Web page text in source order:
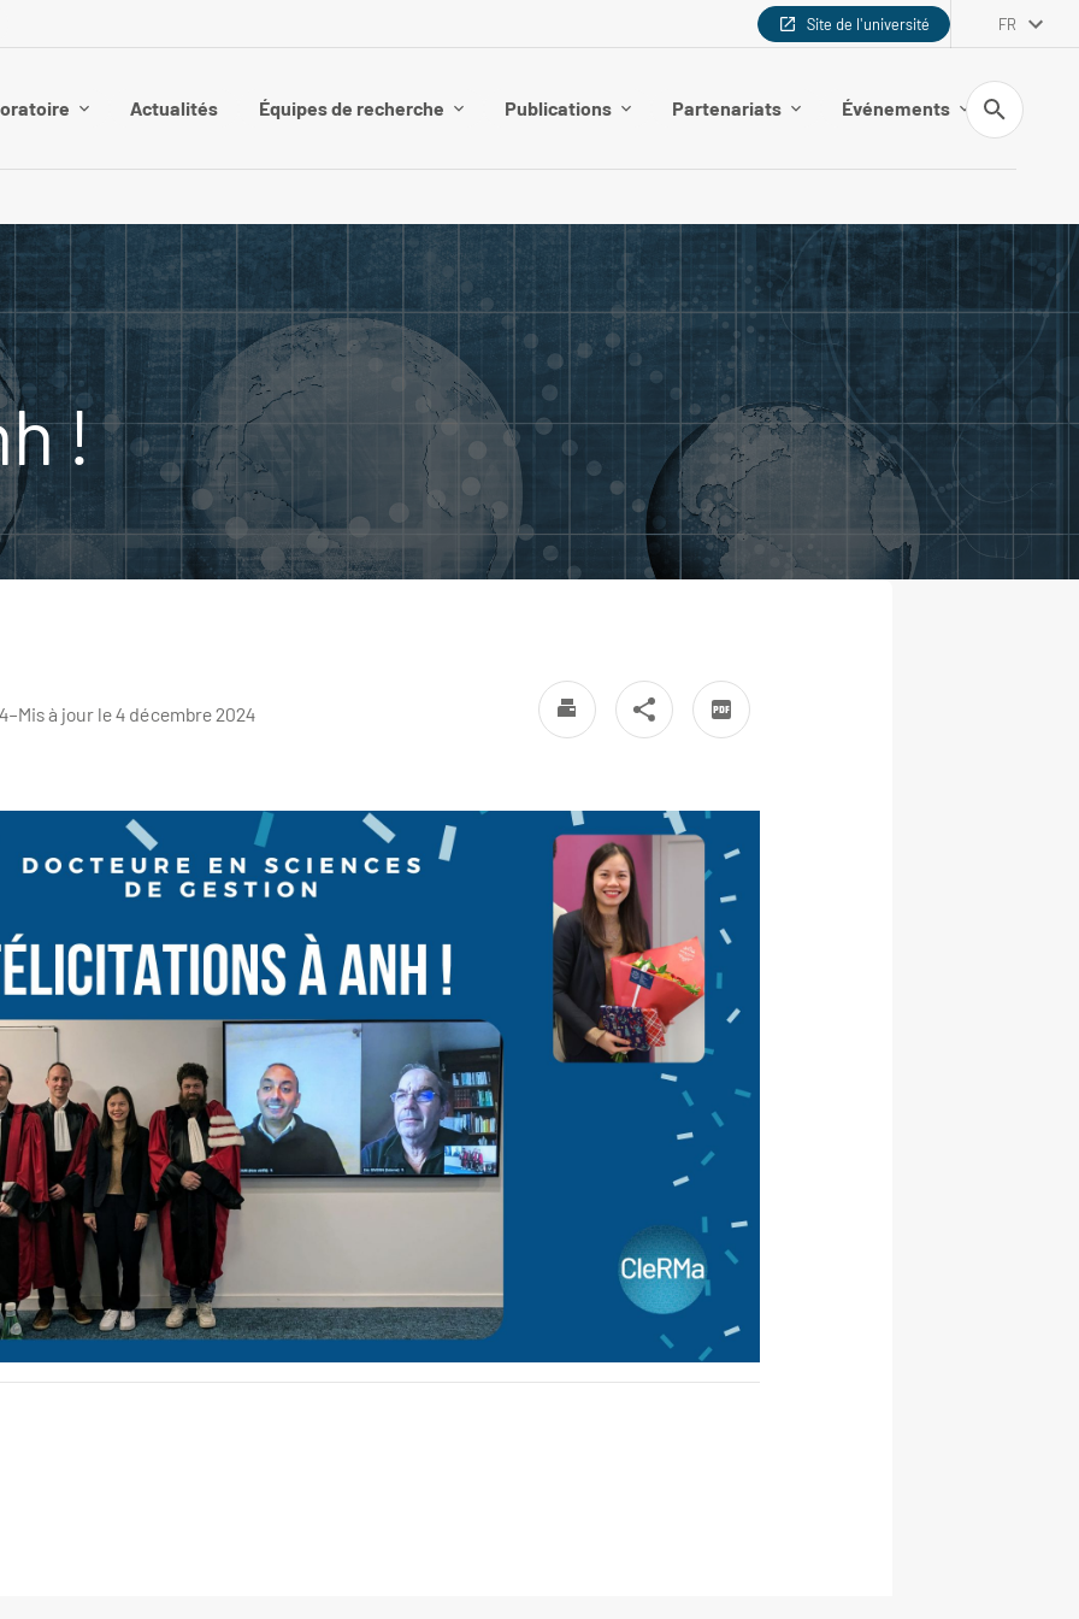
Site de l'université FR
Actualités Équipes de recherche Publications Partenariats Événements
Recherche
!
–Mis à jour le 4 décembre 2024